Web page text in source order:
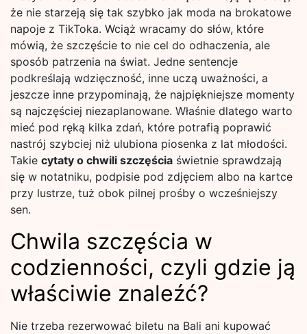
że nie starzeją się tak szybko jak moda na brokatowe
napoje z TikToka. Wciąż wracamy do słów, które
mówią, że szczęście to nie cel do odhaczenia, ale
sposób patrzenia na świat. Jedne sentencje
podkreślają wdzięczność, inne uczą uważności, a
jeszcze inne przypominają, że najpiękniejsze momenty
są najczęściej niezaplanowane. Właśnie dlatego warto
mieć pod ręką kilka zdań, które potrafią poprawić
nastrój szybciej niż ulubiona piosenka z lat młodości.
Takie cytaty o chwili szczęścia świetnie sprawdzają
się w notatniku, podpisie pod zdjęciem albo na kartce
przy lustrze, tuż obok pilnej prośby o wcześniejszy
sen.
Chwila szczęścia w
codzienności, czyli gdzie ją
właściwie znaleźć?
Nie trzeba rezerwować biletu na Bali ani kupować